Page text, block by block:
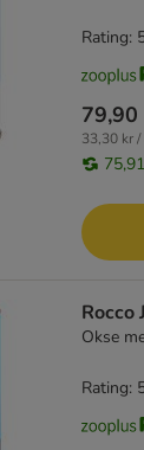
33,30 kr /
Rating:
Rocco
Okse
Rating: